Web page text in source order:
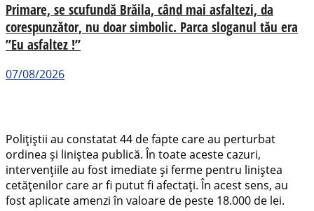
Primare, se scufundă Brăila, când mai asfaltezi, da
corespunzător, nu doar simbolic. Parca sloganul tău era
”Eu asfaltez !”
07/08/2026
Polițiștii au constatat 44 de fapte care au perturbat
ordinea și liniștea publică. În toate aceste cazuri,
intervențiile au fost imediate și ferme pentru liniștea
cetățenilor care ar fi putut fi afectați. În acest sens, au
fost aplicate amenzi în valoare de peste 18.000 de lei.